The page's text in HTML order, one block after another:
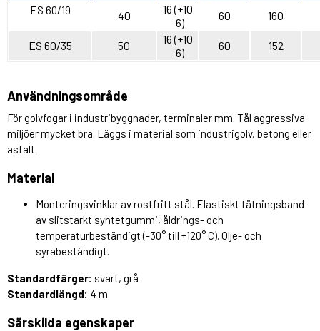
ES 60/19 40
16 (+10
-6)
60 160
ES 60/35 50
16 (+10
-6)
60 152
Användningsområde
För golvfogar i industribyggnader, terminaler mm. Tål aggressiva
miljöer mycket bra. Läggs i material som industrigolv, betong eller
asfalt.
Material
Monteringsvinklar av rostfritt stål. Elastiskt tätningsband
av slitstarkt syntetgummi, åldrings- och
temperaturbeständigt (-30° till +120° C). Olje- och
syrabeständigt.
Standardfärger: svart, grå
Standardlängd: 4 m
Särskilda egenskaper